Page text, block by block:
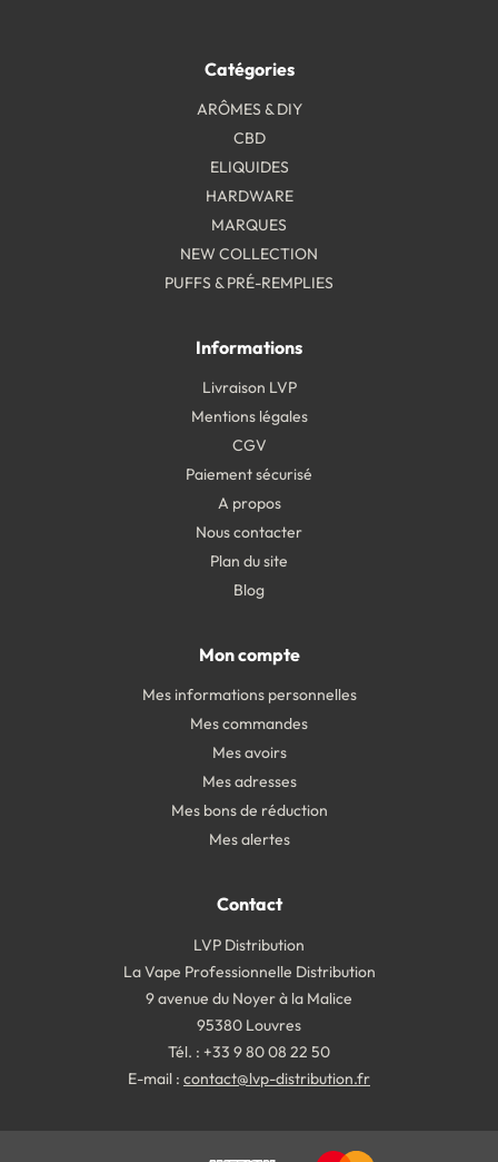
Catégories
ARÔMES & DIY
CBD
ELIQUIDES
HARDWARE
MARQUES
NEW COLLECTION
PUFFS & PRÉ-REMPLIES
Informations
Livraison LVP
Mentions légales
CGV
Paiement sécurisé
A propos
Nous contacter
Plan du site
Blog
Mon compte
Mes informations personnelles
Mes commandes
Mes avoirs
Mes adresses
Mes bons de réduction
Mes alertes
Contact
LVP Distribution
La Vape Professionnelle Distribution
9 avenue du Noyer à la Malice
95380 Louvres
Tél. : +33 9 80 08 22 50
E-mail : contact@lvp-distribution.fr